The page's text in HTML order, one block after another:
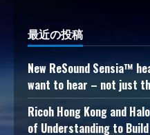
最近の投稿
New ReSound Sensia™
want to hear – not just
Ricoh Hong Kong and
of Understanding to